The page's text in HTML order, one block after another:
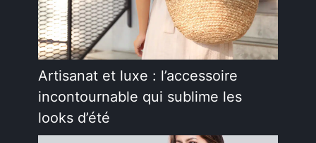
Artisanat et luxe : l’accessoire
incontournable qui sublime les
looks d’été